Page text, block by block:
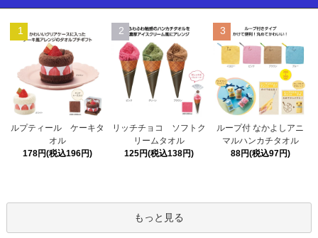
1
ルプティール ケーキタ
オル
178円(税込196円)
2
リッチチョコ ソフトク
リームタオル
125円(税込138円)
3
ループ付 なかよしアニ
マルハンカチタオル
88円(税込97円)
もっと見る